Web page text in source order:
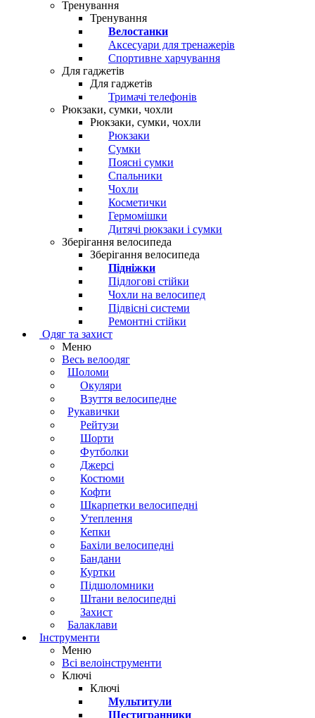
Тренування
Тренування
Велостанки
Аксесуари для тренажерів
Спортивне харчування
Для гаджетів
Для гаджетів
Тримачі телефонів
Рюкзаки, сумки, чохли
Рюкзаки, сумки, чохли
Рюкзаки
Сумки
Поясні сумки
Спальники
Чохли
Косметички
Гермомішки
Дитячі рюкзаки і сумки
Зберігання велосипеда
Зберігання велосипеда
Підніжки
Підлогові стійки
Чохли на велосипед
Підвісні системи
Ремонтні стійки
Одяг та захист
Меню
Весь велоодяг
Шоломи
Окуляри
Взуття велосипедне
Рукавички
Рейтузи
Шорти
Футболки
Джерсі
Костюми
Кофти
Шкарпетки велосипедні
Утеплення
Кепки
Бахіли велосипедні
Бандани
Куртки
Підшоломники
Штани велосипедні
Захист
Балаклави
Інструменти
Меню
Всі велоінструменти
Ключі
Ключі
Мультитули
Шестигранники